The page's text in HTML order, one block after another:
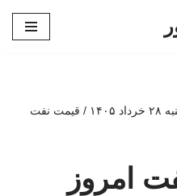
قیمت جهانی نفت امروز پنجشنبه ۲۸ خرداد ۱۴۰۵ / قیمت نفت
امروز